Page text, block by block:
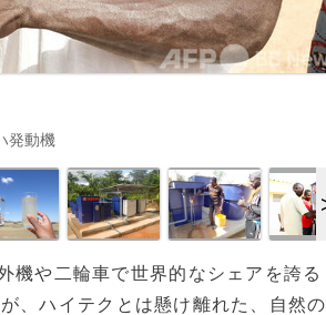
発動機
機や二輪車で世界的なシェアを誇る
、ハイテクとは懸け離れた、自然の